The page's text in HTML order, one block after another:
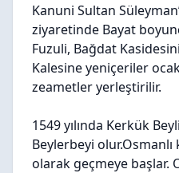
Kanuni Sultan
ziyaretinde Bayat
Fuzuli, Bağdat
Kalesine yeniçeriler
zeametler yerleştirilir.
1549 yılında Kerkük
Beylerbeyi olur.Osmanlı
olarak geçmeye başlar.